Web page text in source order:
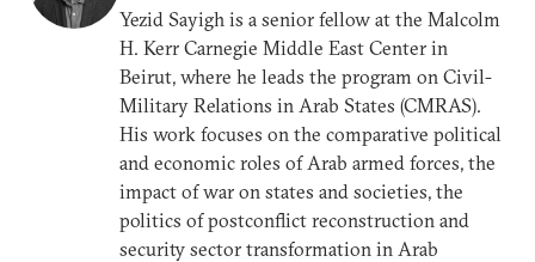
Yezid Sayigh is a senior fellow at the Malcolm
H. Kerr Carnegie Middle East Center in
Beirut, where he leads the program on Civil-
Military Relations in Arab States (CMRAS).
His work focuses on the comparative political
and economic roles of Arab armed forces, the
impact of war on states and societies, the
politics of postconflict reconstruction and
security sector transformation in Arab